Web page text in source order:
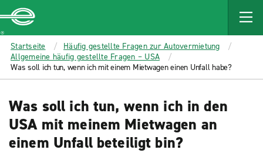
MAIN
CONTENT
Enterprise
Startseite
Häufig gestellte Fragen zur Autovermietung
Allgemeine häufig gestellte Fragen – USA
Was soll ich tun, wenn ich mit einem Mietwagen einen Unfall habe?
Was soll ich tun, wenn ich in den
USA mit meinem Mietwagen an
einem Unfall beteiligt bin?